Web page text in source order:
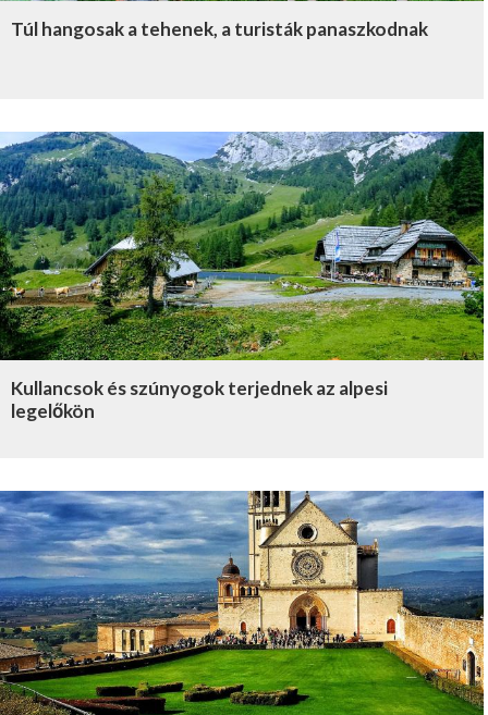
Túl hangosak a tehenek, a turisták panaszkodnak
Kullancsok és szúnyogok terjednek az alpesi
legelőkön